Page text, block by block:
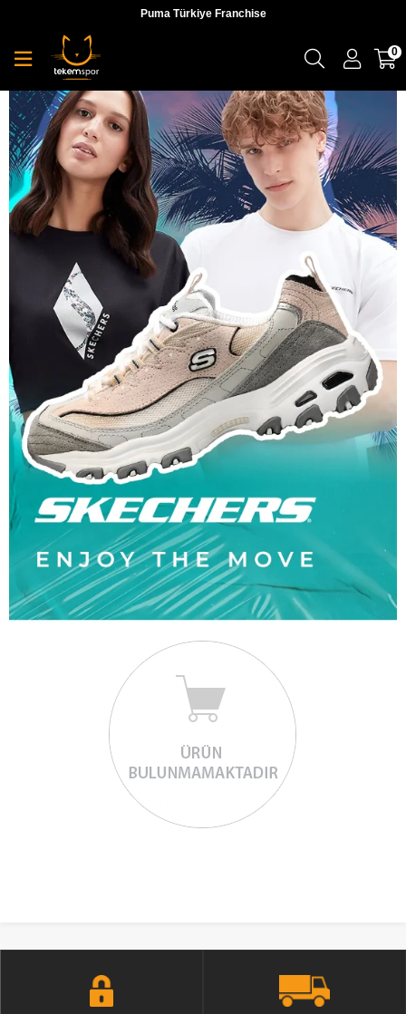
Puma Türkiye Franchise
0